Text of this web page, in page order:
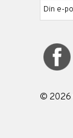
© 2026